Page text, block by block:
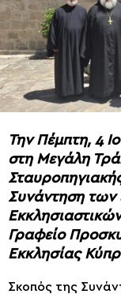
Την Πέμπτη, 4
στη Μεγάλη
Συνάντηση
Γραφείο
Εκκλησίας
Σκοπός της